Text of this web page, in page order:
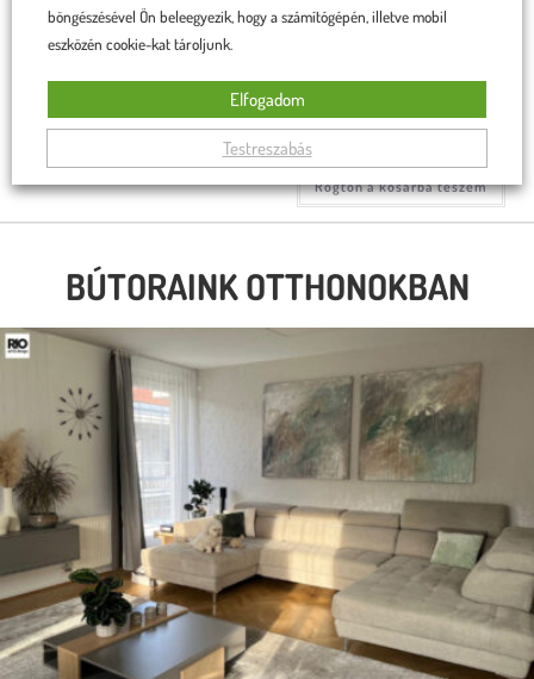
Linda szék sötét zöld
34 990Ft33 990Ft
lábakkal
Rögtön a kosárba teszem
BÚTORAINK OTTHONOKBAN
böngészésével Ön beleegyezik, hogy a számítógépén, illetve mobil
eszközén cookie-kat tároljunk.
Testreszabás
Elfogadom